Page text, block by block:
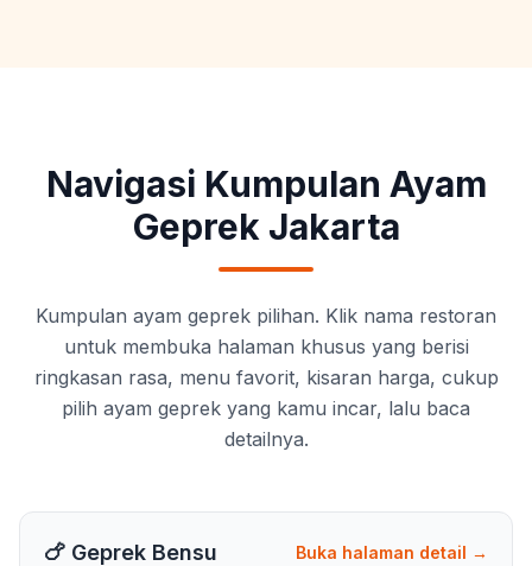
Navigasi Kumpulan Ayam
Geprek Jakarta
Kumpulan ayam geprek pilihan. Klik nama restoran
untuk membuka halaman khusus yang berisi
ringkasan rasa, menu favorit, kisaran harga, cukup
pilih ayam geprek yang kamu incar, lalu baca
detailnya.
🍗 Geprek Bensu Buka halaman detail →